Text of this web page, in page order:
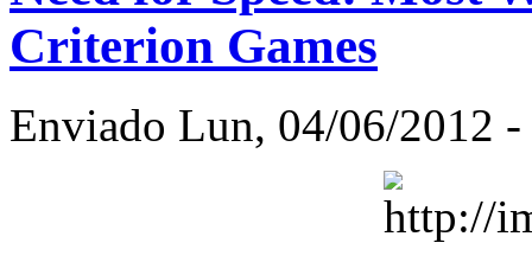
Criterion Games
Enviado Lun, 04/06/2012